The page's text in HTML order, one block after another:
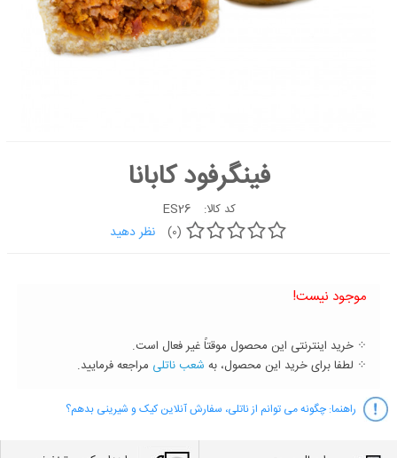
کیک
سفارشی
فینگرفود کابانا
کد کالا: ES26
(0) نظر دهید
موجود نیست!
⁘ خرید اینترنتی این محصول موقتاً غیر فعال است.
⁘ لطفا برای خرید این محصول، به شعب ناتلی مراجعه فرمایید.
راهنما: چگونه می توانم از ناتلی، سفارش آنلاین کیک و شیرینی بدهم؟